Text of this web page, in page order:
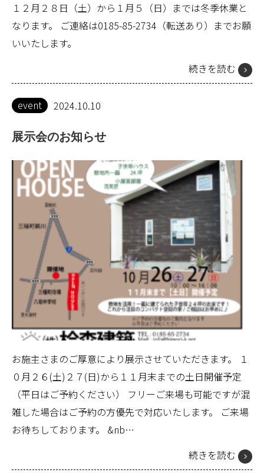
１２月２８日（土）から１月５（日）までは冬季休業と
なります。 ご連絡は0185-85-2734（転送あり）までお願
いいたします。
続きを読む
event 2024.10.10
展示会のお知らせ
お施主さまのご厚意により展示させていただきます。 １
０月２６(土)２７(日)から１１月末までの土日開催予定
（平日はご予約ください） フリーご来場も可能ですが混
雑した場合はご予約の方優先で対応いたします。 ご来場
お待ちしております。 &nb…
続きを読む